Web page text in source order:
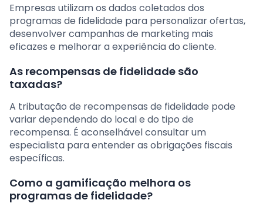
Empresas utilizam os dados coletados dos
programas de fidelidade para personalizar ofertas,
desenvolver campanhas de marketing mais
eficazes e melhorar a experiência do cliente.
As recompensas de fidelidade são
taxadas?
A tributação de recompensas de fidelidade pode
variar dependendo do local e do tipo de
recompensa. É aconselhável consultar um
especialista para entender as obrigações fiscais
específicas.
Como a gamificação melhora os
programas de fidelidade?